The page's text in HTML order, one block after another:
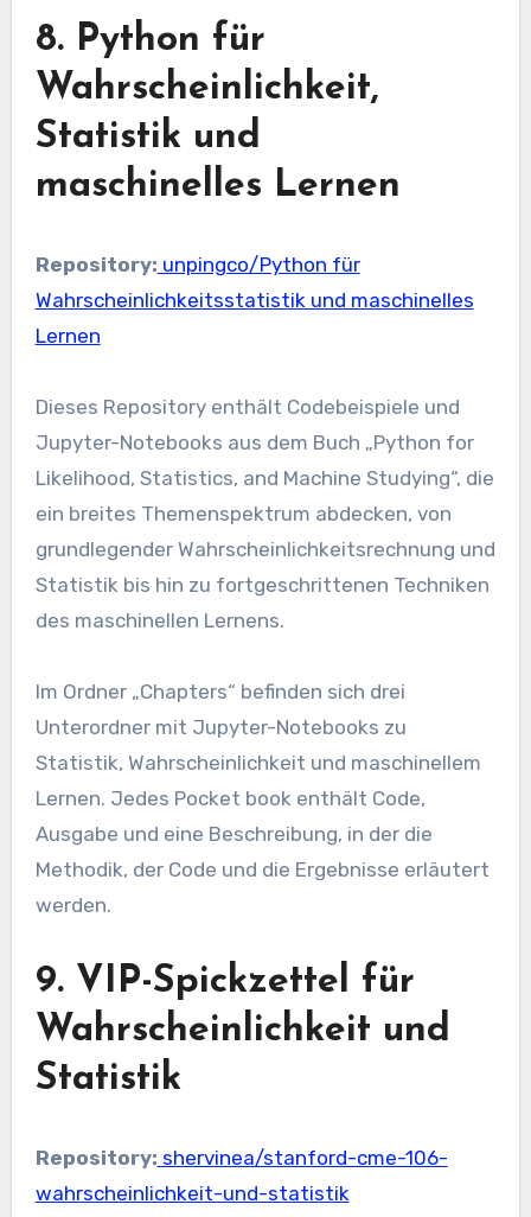
8. Python für
Wahrscheinlichkeit,
Statistik und
maschinelles Lernen
Repository: unpingco/Python für
Wahrscheinlichkeitsstatistik und maschinelles
Lernen
Dieses Repository enthält Codebeispiele und
Jupyter-Notebooks aus dem Buch „Python for
Likelihood, Statistics, and Machine Studying“, die
ein breites Themenspektrum abdecken, von
grundlegender Wahrscheinlichkeitsrechnung und
Statistik bis hin zu fortgeschrittenen Techniken
des maschinellen Lernens.
Im Ordner „Chapters“ befinden sich drei
Unterordner mit Jupyter-Notebooks zu
Statistik, Wahrscheinlichkeit und maschinellem
Lernen. Jedes Pocket book enthält Code,
Ausgabe und eine Beschreibung, in der die
Methodik, der Code und die Ergebnisse erläutert
werden.
9. VIP-Spickzettel für
Wahrscheinlichkeit und
Statistik
Repository: shervinea/stanford-cme-106-
wahrscheinlichkeit-und-statistik